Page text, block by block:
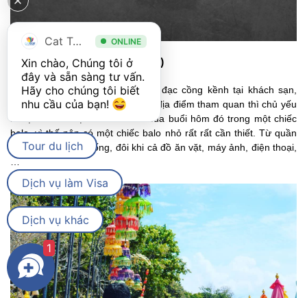
15. Balo nhỏ, túi đồ nhỏ (vừa)
Sau khi bạn đến Bali, để hết đồ đạc cồng kềnh tại khách sạn,
trong quá trình di chuyển tới các địa điểm tham quan thì chủ yếu
là bạn sẽ để mọi thứ cần thiết của buổi hôm đó trong một chiếc
balo, vì thế nên có một chiếc balo nhỏ rất rất cần thiết. Từ quần
áo để thay, nước uống, đôi khi cả đồ ăn vặt, máy ảnh, điện thoại,
…
Cat Tour ONLINE
Xin chào, Chúng tôi ở
đây và sẵn sàng tư vấn.
Hãy cho chúng tôi biết
nhu cầu của bạn!
Tour du lịch
Dịch vụ làm Visa
Dịch vụ khác
1